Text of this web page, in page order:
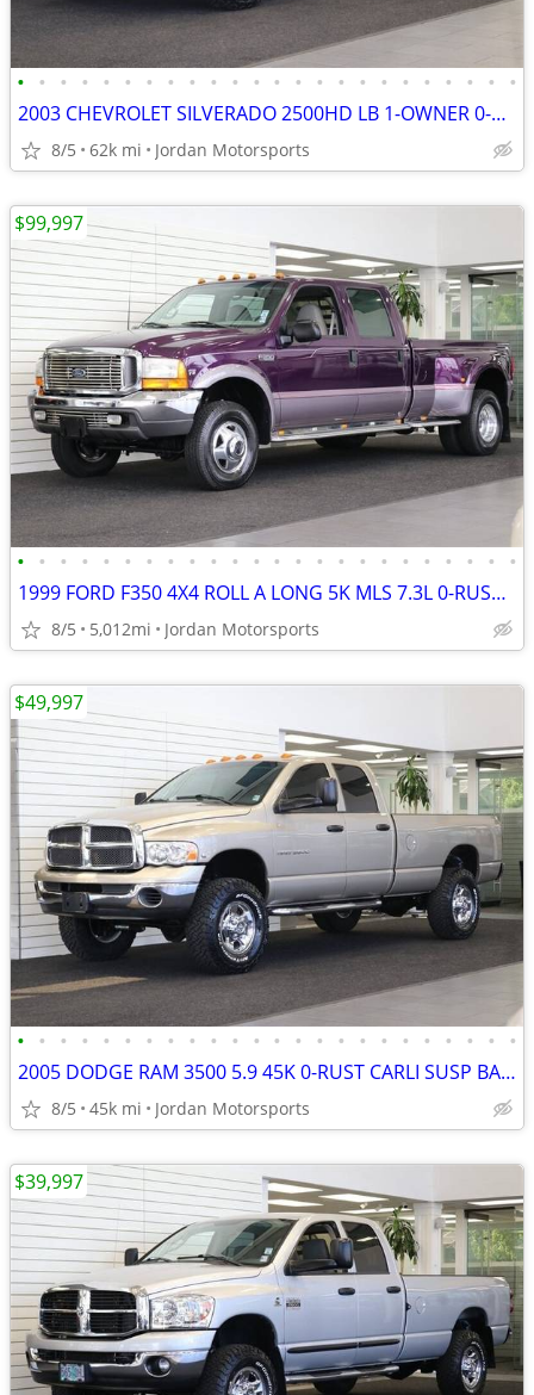
• • • • • • • • • • • • • • • • • • • • • • • •
2003 CHEVROLET SILVERADO 2500HD LB 1-OWNER 0-RUST 8.1L 2004 2005 2006
8/5 62k mi Jordan Motorsports
• • • • • • • • • • • • • • • • • • • • • • • •
1999 FORD F350 4X4 ROLL A LONG 5K MLS 7.3L 0-RUST F-350 2000 2001 2002
8/5 5,012mi Jordan Motorsports
$99,997
• • • • • • • • • • • • • • • • • • • • • • • •
2005 DODGE RAM 3500 5.9 45K 0-RUST CARLI SUSP BANKS PKG 2500 2006 2007
8/5 45k mi Jordan Motorsports
$49,997
$39,997